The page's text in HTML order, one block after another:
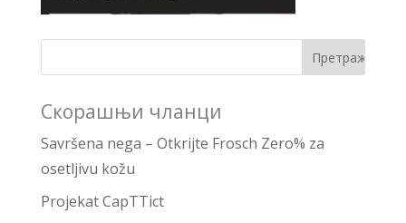
Скорашњи чланци
Savršena nega – Otkrijte Frosch Zero% za
osetljivu kožu
Projekat CapTTict